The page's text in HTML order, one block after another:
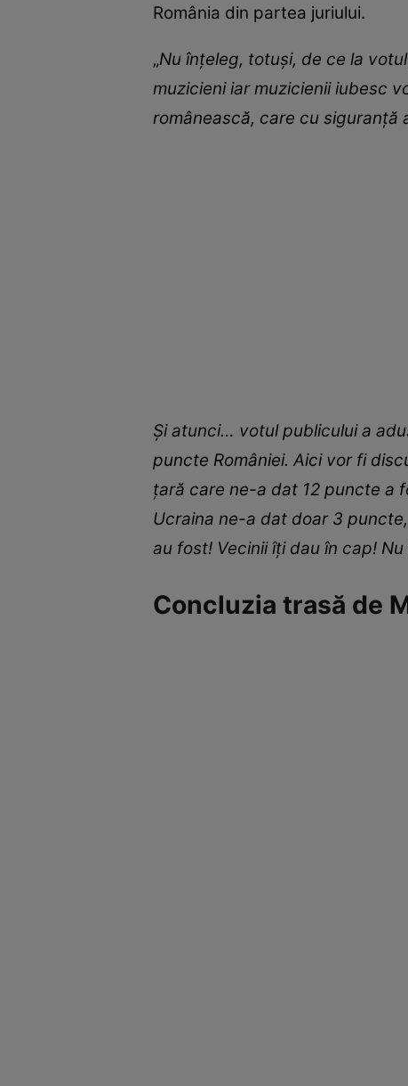
România din partea juriului.
„Nu înțeleg, totuși, de ce la
muzicieni iar muzicienii iubesc
românească, care cu siguranță
Și atunci… votul publicului a
puncte României. Aici vor fi
țară care ne-a dat 12 puncte a
Ucraina ne-a dat doar 3
au fost! Vecinii îți dau în cap!
Concluzia trasă de